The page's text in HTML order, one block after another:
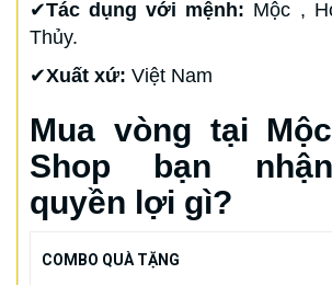
✔Tác dụng với mệnh: Mộc ,
Thủy.
✔Xuất xứ: Việt Nam
Mua vòng tại
Shop bạn
quyền lợi gì?
COMBO QUÀ TẶNG